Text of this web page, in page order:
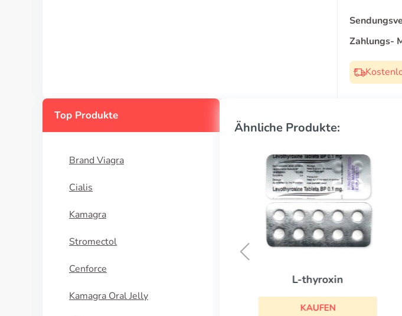
Zahlungs-
Top Produkte
Brand Viagra
Cialis
Kamagra
Stromectol
Cenforce
Kamagra Oral Jelly
Ähnliche Produkte:
L-thyroxin
KAUFEN